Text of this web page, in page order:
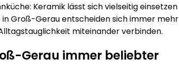
Keramik lässt sich vielseitig einsetzen
in Groß-Gerau entscheiden sich immer mehr
miteinander verbinden.
Gerau immer beliebter